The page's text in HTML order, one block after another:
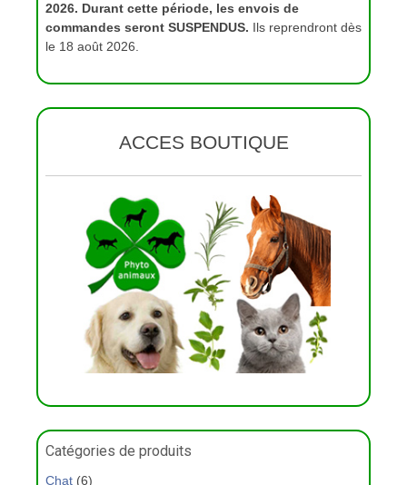
2026. Durant cette période, les envois de
commandes seront SUSPENDUS. Ils reprendront dès
le 18 août 2026.
ACCES BOUTIQUE
Catégories de produits
Chat (6)